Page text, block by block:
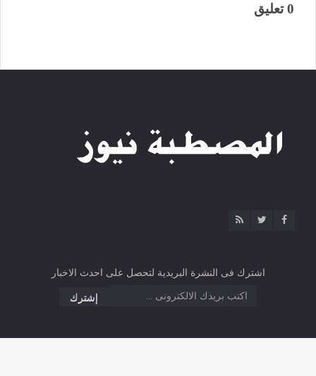
0 تعليق
اشترك فى النشرة البريدية لتحصل على احدث الاخبار